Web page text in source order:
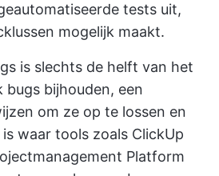
tests uit,
mogelijk maakt.
is slechts de helft van het
bijhouden, een
om ze op te lossen en
waar tools zoals ClickUp
Platform